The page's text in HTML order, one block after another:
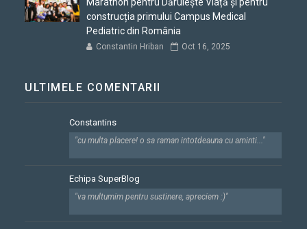
construcția primului Campus Medical
Pediatric din România
Constantin Hriban Oct 16, 2025
ULTIMELE COMENTARII
Constantins
"cu multa placere! o sa raman intotdeauna cu aminti..."
Echipa SuperBlog
"va multumim pentru sustinere, apreciem :)"